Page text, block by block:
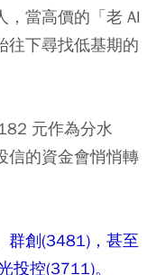
，當高價的「老 AI
往下尋找低基期的
元作為分水
信的資金會悄悄轉
群創(3481)，甚至
投控(3711)。